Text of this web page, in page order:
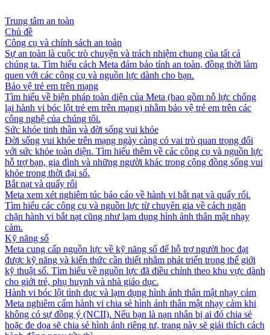
Trung tâm an toàn
Chủ đề
Công cụ và chính sách an toàn
Sự an toàn là cuộc trò chuyện và trách nhiệm chung của tất cả
chúng ta. Tìm hiểu cách Meta đảm bảo tính an toàn, đồng thời làm
quen với các công cụ và nguồn lực dành cho bạn.
Bảo vệ trẻ em trên mạng
Tìm hiểu về biện pháp toàn diện của Meta (bao gồm nỗ lực chống
lại hành vi bóc lột trẻ em trên mạng) nhằm bảo vệ trẻ em trên các
công nghệ của chúng tôi.
Sức khỏe tinh thần và đời sống vui khỏe
Đời sống vui khỏe trên mạng ngày càng có vai trò quan trọng đối
với sức khỏe toàn diện. Tìm hiểu thêm về các công cụ và nguồn lực
hỗ trợ bạn, gia đình và những người khác trong cộng đồng sống vui
khỏe trong thời đại số.
Bắt nạt và quấy rối
Meta xem xét nghiêm túc báo cáo về hành vi bắt nạt và quấy rối.
Tìm hiểu các công cụ và nguồn lực từ chuyên gia về cách ngăn
chặn hành vi bắt nạt cũng như lạm dụng hình ảnh thân mật nhạy
cảm.
Kỹ năng số
Meta cung cấp nguồn lực về kỹ năng số để hỗ trợ người học đạt
được kỹ năng và kiến thức cần thiết nhằm phát triển trong thế giới
kỹ thuật số. Tìm hiểu về nguồn lực đã điều chỉnh theo khu vực dành
cho giới trẻ, phụ huynh và nhà giáo dục.
Hành vi bóc lột tình dục và lạm dụng hình ảnh thân mật nhạy cảm
Meta nghiêm cấm hành vi chia sẻ hình ảnh thân mật nhạy cảm khi
không có sự đồng ý (NCII). Nếu bạn là nạn nhân bị ai đó chia sẻ
hoặc đe dọa sẽ chia sẻ hình ảnh riêng tư, trang này sẽ giải thích cách